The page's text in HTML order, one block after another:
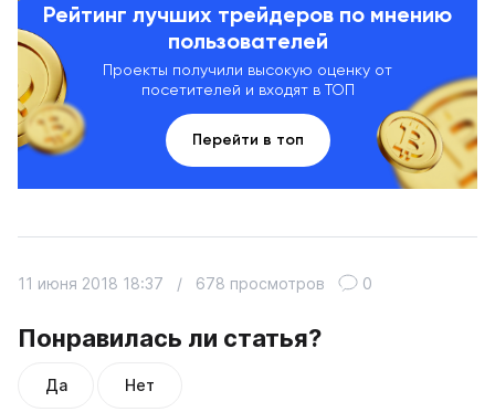
Рейтинг лучших трейдеров по мнению
пользователей
Проекты получили высокую оценку от
посетителей и входят в ТОП
Перейти в топ
Понравилась ли статья?
Да Нет
11 июня 2018 18:37 / 678 просмотров 0